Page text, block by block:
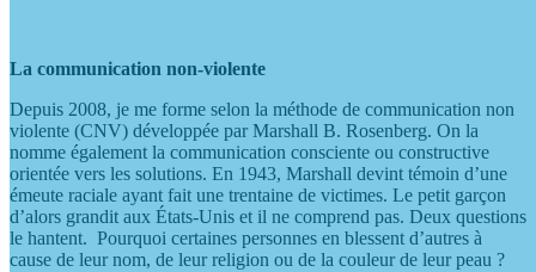
La communication non-violente
Depuis 2008, je me forme selon la méthode de communication non
violente (CNV) développée par Marshall B. Rosenberg. On la
nomme également la communication consciente ou constructive
orientée vers les solutions. En 1943, Marshall devint témoin d’une
émeute raciale ayant fait une trentaine de victimes. Le petit garçon
d’alors grandit aux États-Unis et il ne comprend pas. Deux questions
le hantent. Pourquoi certaines personnes en blessent d’autres à
cause de leur nom, de leur religion ou de la couleur de leur peau ?